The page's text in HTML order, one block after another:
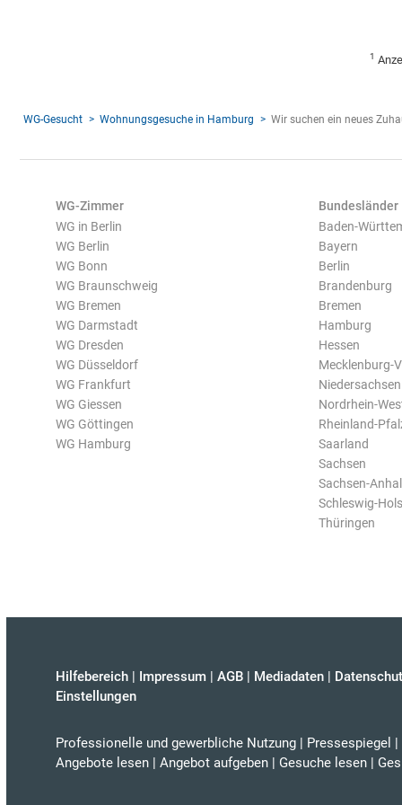
1
WG-Gesucht Wohnungsgesuche in Hamburg Wir suchen ein neues
WG-Zimmer
WG in Berlin
WG Berlin
WG Bonn
WG Braunschweig
WG Bremen
WG Darmstadt
WG Dresden
WG Düsseldorf
WG Frankfurt
WG Giessen
WG Göttingen
WG Hamburg
Bundesländer
Baden-
Bayern
Berlin
Brandenburg
Bremen
Hamburg
Hessen
Mecklenburg-
Niedersachsen
Nordrhein-
Rheinland-
Saarland
Sachsen
Sachsen-
Schleswig-
Thüringen
Hilfebereich | Impressum | AGB | Mediadaten |
Einstellungen
Professionelle und gewerbliche Nutzung | Pressespiegel |
Angebote lesen | Angebot aufgeben | Gesuche lesen |